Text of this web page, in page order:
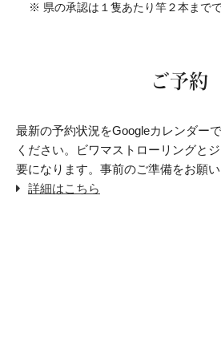
※ 県の承認は１隻あたり竿２本まで
ご予約
最新の予約状況をGoogleカレンダー
ください。
ビワマストローリングと
要になります。 事前のご準備をお願い
詳細はこちら